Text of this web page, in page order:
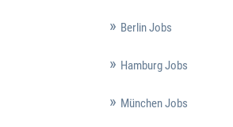
Berlin Jobs
Hamburg Jobs
München Jobs